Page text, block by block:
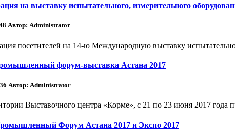
на выставку испытательного, измерительного
Автор: Administrator
посетителей на 14-ю Международную выставку
форум-выставка Астана 2017
Автор: Administrator
Выставочного центра «Корме», с 21 по 23 июня 2017
Форум Астана 2017 и Экспо 2017